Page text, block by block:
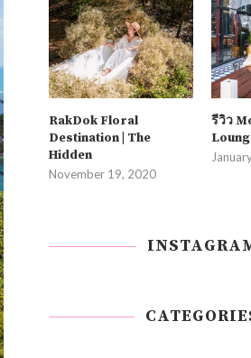
RakDok Floral
Destination | The
Hidden
November 19, 2020
รีวิว